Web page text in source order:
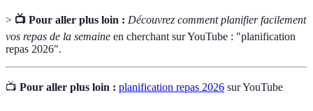
> 📺 Pour aller plus loin : Découvrez comment planifier facilement
vos repas de la semaine en cherchant sur YouTube : "planification
repas 2026".
📺 Pour aller plus loin : planification repas 2026 sur YouTube